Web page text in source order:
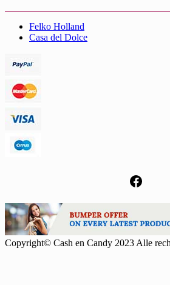
Felko Holland
Casa del Dolce
Copyright© Cash en Candy 2023 Alle